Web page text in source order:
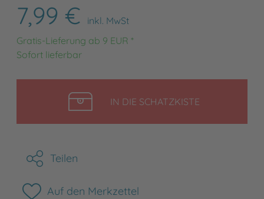
7,99 €
inkl. MwSt
Gratis-Lieferung ab 9 EUR *
Sofort lieferbar
IN DIE SCHATZKISTELEGEN
Teilen
Auf den Merkzettel